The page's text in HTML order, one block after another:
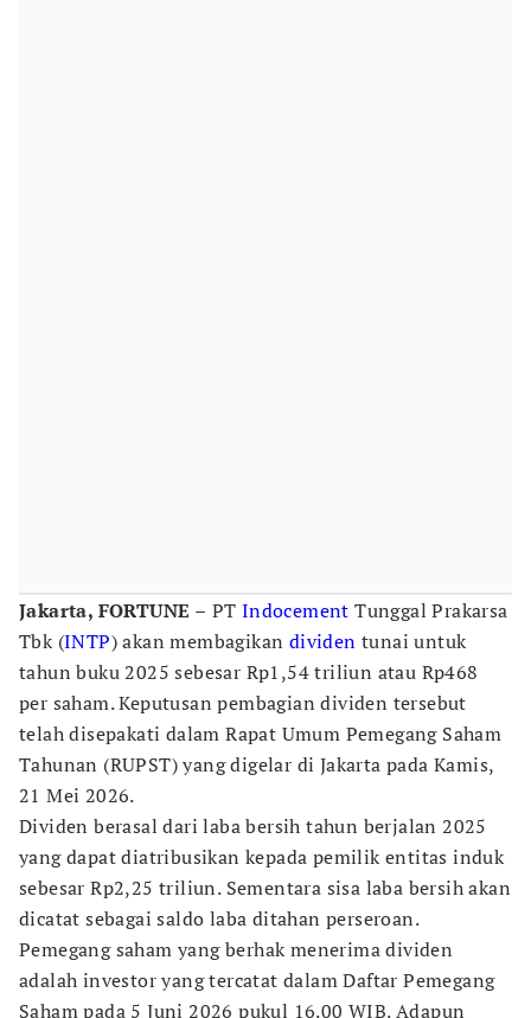
Jakarta, FORTUNE – PT Indocement Tunggal Prakarsa
Tbk (INTP) akan membagikan dividen tunai untuk
tahun buku 2025 sebesar Rp1,54 triliun atau Rp468
per saham. Keputusan pembagian dividen tersebut
telah disepakati dalam Rapat Umum Pemegang Saham
Tahunan (RUPST) yang digelar di Jakarta pada Kamis,
21 Mei 2026.
Dividen berasal dari laba bersih tahun berjalan 2025
yang dapat diatribusikan kepada pemilik entitas induk
sebesar Rp2,25 triliun. Sementara sisa laba bersih akan
dicatat sebagai saldo laba ditahan perseroan.
Pemegang saham yang berhak menerima dividen
adalah investor yang tercatat dalam Daftar Pemegang
Saham pada 5 Juni 2026 pukul 16.00 WIB. Adapun